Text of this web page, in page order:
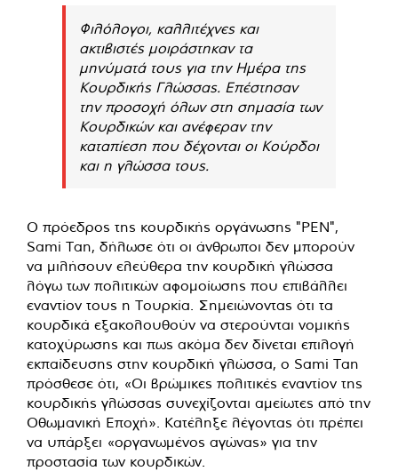
Φιλόλογοι, καλλιτέχνες και
ακτιβιστές μοιράστηκαν τα
μηνύματά τους για την Ημέρα της
Κουρδικής Γλώσσας. Επέστησαν
την προσοχή όλων στη σημασία των
Κουρδικών και ανέφεραν την
καταπίεση που δέχονται οι Κούρδοι
και η γλώσσα τους.
Ο πρόεδρος της κουρδικής οργάνωσης "PEN",
Sami Tan, δήλωσε ότι οι άνθρωποι δεν μπορούν
να μιλήσουν ελεύθερα την κουρδική γλώσσα
λόγω των πολιτικών αφομοίωσης που επιβάλλει
εναντίον τους η Τουρκία. Σημειώνοντας ότι τα
κουρδικά εξακολουθούν να στερούνται νομικής
κατοχύρωσης και πως ακόμα δεν δίνεται επιλογή
εκπαίδευσης στην κουρδική γλώσσα, ο Sami Tan
πρόσθεσε ότι, «Οι βρώμικες πολιτικές εναντίον της
κουρδικής γλώσσας συνεχίζονται αμείωτες από την
Οθωμανική Εποχή». Κατέληξε λέγοντας ότι πρέπει
να υπάρξει «οργανωμένος αγώνας» για την
προστασία των κουρδικών.